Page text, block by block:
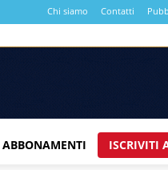
Chi siamo Contatti
ABBONAMENTI ISCRIVITI